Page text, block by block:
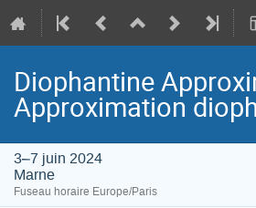
Diophantine
Approximation
3–7 juin 2024
Marne
Fuseau horaire Europe/Paris